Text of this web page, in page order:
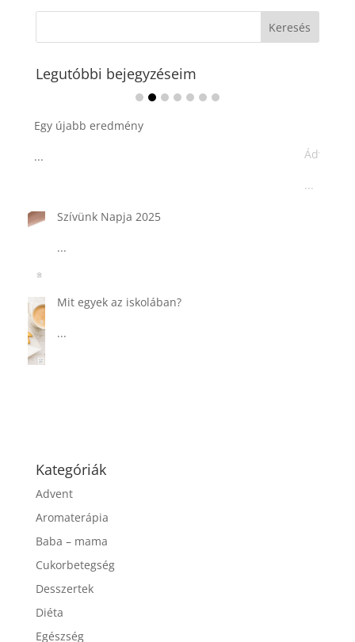
Legutóbbi bejegyzéseim
Ádvent 1. vasárnapja🌟
Tárkonyos csirkeragu leves
Kategóriák